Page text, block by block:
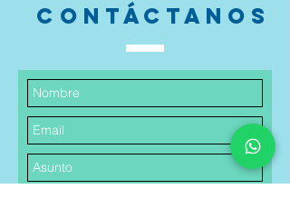
CONTÁCTANOS